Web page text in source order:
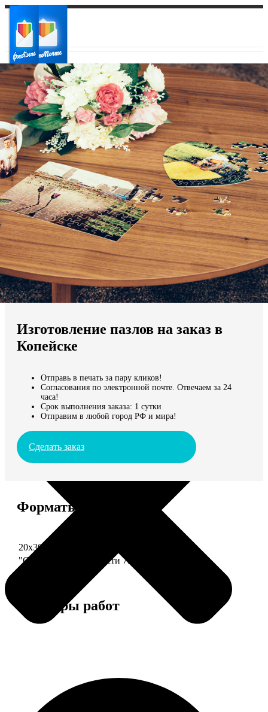
Ваш город:
Ваш регион доставки
Выберите из списка:
Мы доставляем по всему миру
Продолжить без города
Изготовление пазлов на заказ в
Копейске
Отправь в печать за пару кликов!
Согласования по электронной почте. Отвечаем за 24
часа!
Срок выполнения заказа: 1 сутки
Отправим в любой город РФ и мира!
Сделать заказ
Форматы и цены
Услуга
20х30 110 частей
"Сердце" 20х20 74 части 790
Примеры работ